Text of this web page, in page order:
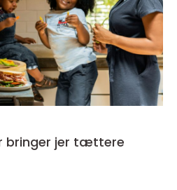
bringer jer tættere